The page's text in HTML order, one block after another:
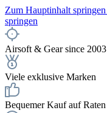
Zum Hauptinhalt springen
springen
Airsoft & Gear since 2003
Viele exklusive Marken
Bequemer Kauf auf Raten